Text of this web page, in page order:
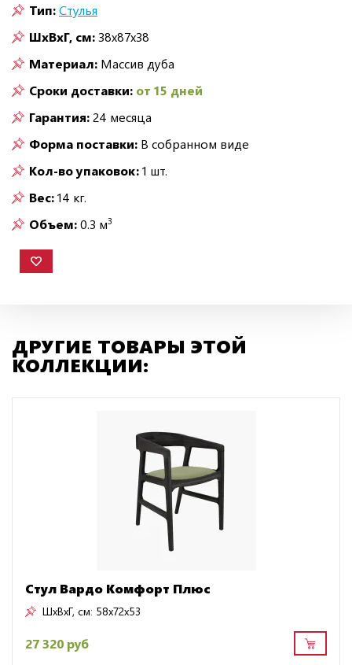
Тип:Стулья
ШxВxГ, см:38x87x38
Материал: Массив дуба
Сроки доставки: от 15 дней
Гарантия:24 месяца
Форма поставки: В собранном виде
Кол-во упаковок:1 шт.
Вес:14 кг.
Объем:0.3 м3
ДРУГИЕ ТОВАРЫ ЭТОЙ
КОЛЛЕКЦИИ:
Стул Вардо Комфорт Плюс
ШxВxГ, см: 58x72x53
27 320 руб